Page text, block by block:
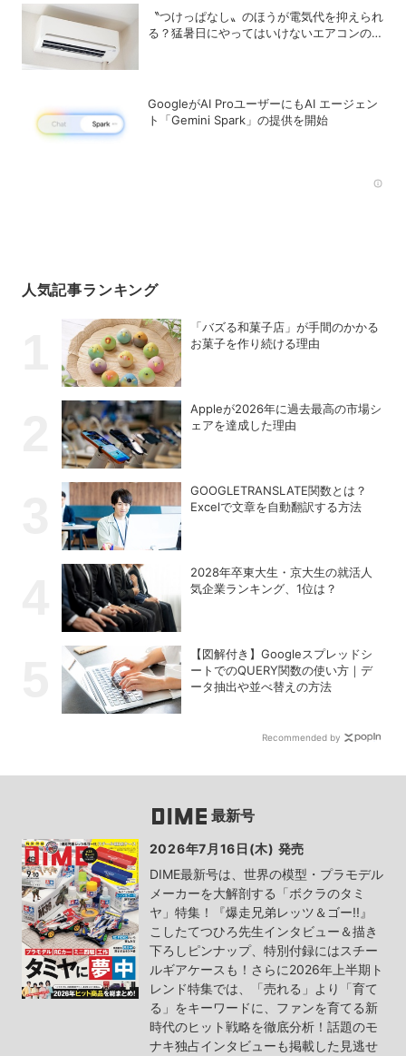
〝つけっぱなし〟のほうが電気代を抑えられ
る？猛暑日にやってはいけないエアコンの使
GoogleがAI ProユーザーにもAI エージェン
ト「Gemini Spark」の提供を開始
人気記事ランキング
「バズる和菓子店」が手間のかかる
お菓子を作り続ける理由
Appleが2026年に過去最⾼の市場シ
ェアを達成した理由
GOOGLETRANSLATE関数とは？
Excelで文章を自動翻訳する方法
2028年卒東大生・京大生の就活人
気企業ランキング、1位は？
【図解付き】Googleスプレッドシ
ートでのQUERY関数の使い方｜デ
ータ抽出や並べ替えの方法
Recommended by
最新号
2026年7月16日(木) 発売
DIME最新号は、世界の模型・プラモデル
メーカーを大解剖する「ボクラのタミ
ヤ」特集！『爆走兄弟レッツ＆ゴー!!』
こしたてつひろ先生インタビュー＆描き
下ろしピンナップ、特別付録にはスチー
ルギアケースも！さらに2026年上半期ト
レンド特集では、「売れる」より「育て
る」をキーワードに、ファンを育てる新
時代のヒット戦略を徹底分析！話題のモ
ナキ独占インタビューも掲載した見逃せ